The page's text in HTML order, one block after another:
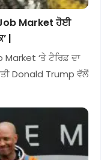
Job Market ਹੋਈ
|
‘ਤੇ ਟੈਰਿਫ਼ ਦਾ
Donald Trump ਵੱਲੋਂ